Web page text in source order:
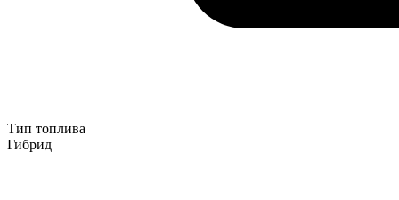
Тип топлива
Гибрид